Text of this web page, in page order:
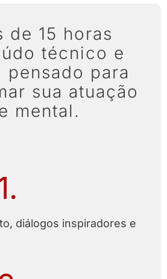
de 15 horas
técnico e
pensado para
sua atuação
mental.
diálogos inspiradores e